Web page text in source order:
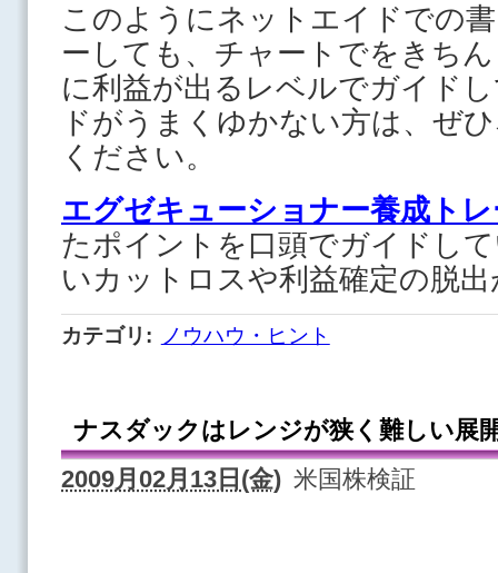
このようにネットエイドでの
ーしても、チャートでをきち
に利益が出るレベルでガイド
ドがうまくゆかない方は、ぜ
ください。
エグゼキューショナー養成ト
たポイントを口頭でガイドし
いカットロスや利益確定の脱
カテゴリ : ノウハウ・ヒント
ナスダックはレンジが狭く難しい展
2009月02月13日(金) 米国株検証